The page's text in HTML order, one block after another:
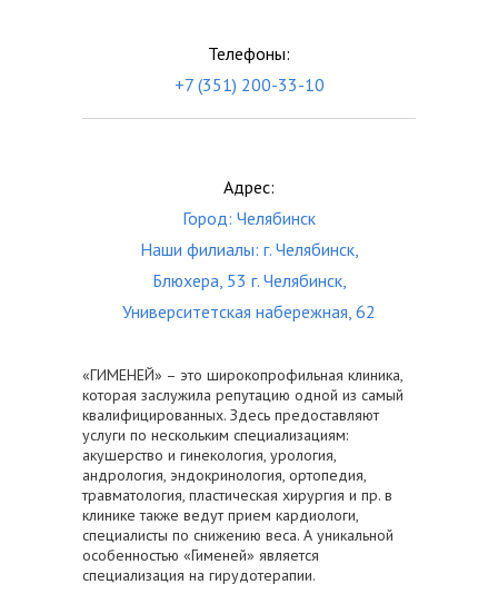
Телефоны:
+7 (351) 200-33-10
Адрес:
Город: Челябинск
Наши филиалы: г. Челябинск,
Блюхера, 53 г. Челябинск,
Университетская набережная, 62
«ГИМЕНЕЙ» – это широкопрофильная клиника,
которая заслужила репутацию одной из самый
квалифицированных. Здесь предоставляют
услуги по нескольким специализациям:
акушерство и гинекология, урология,
андрология, эндокринология, ортопедия,
травматология, пластическая хирургия и пр. в
клинике также ведут прием кардиологи,
специалисты по снижению веса. А уникальной
особенностью «Гименей» является
специализация на гирудотерапии.